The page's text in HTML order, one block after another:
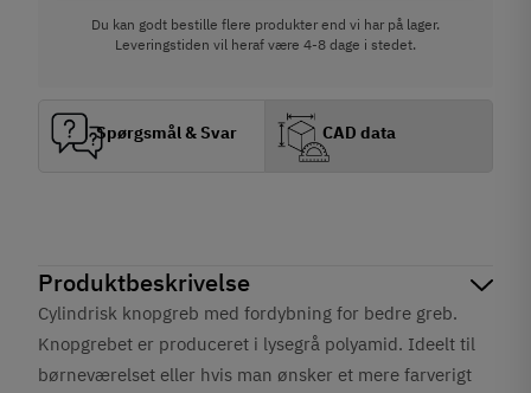
Produktbeskrivelse
Cylindrisk knopgreb med fordybning for bedre greb.
Knopgrebet er produceret i lysegrå polyamid. Ideelt til
børneværelset eller hvis man ønsker et mere farverigt
Du kan godt bestille flere produkter end vi har på lager.
Leveringstiden vil heraf være 4-8 dage i stedet.
Spørgsmål & Svar CAD data